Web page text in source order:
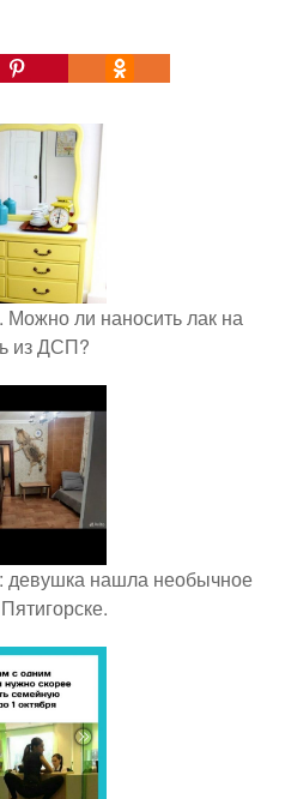
ли наносить лак на
из ДСП?
девушка нашла необычное